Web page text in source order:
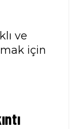
ve
için